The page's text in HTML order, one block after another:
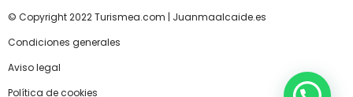
© Copyright 2022 Turismea.com | Juanmaalcaide.es
Condiciones generales
Aviso legal
Política de cookies